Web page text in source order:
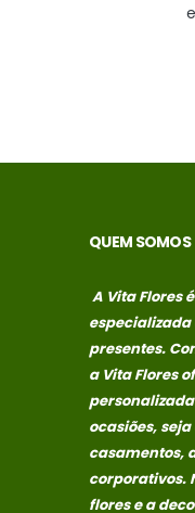
QUEM SOMOS
A Vita Flores
especializada
presentes.
a Vita Flores
ocasiões,
casamentos,
corporativos.
flores e a